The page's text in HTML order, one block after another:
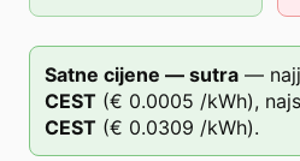
Satne cijene — sutra —
CEST (€ 0.0005 /kWh),
CEST (€ 0.0309 /kWh).